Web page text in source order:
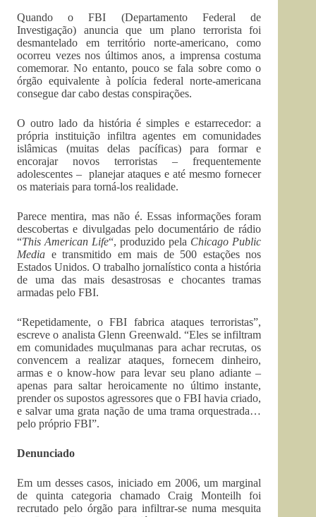
Quando o FBI (Departamento Federal de
Investigação) anuncia que um plano terrorista foi
desmantelado em território norte-americano, como
ocorreu vezes nos últimos anos, a imprensa costuma
comemorar. No entanto, pouco se fala sobre como o
órgão equivalente à polícia federal norte-americana
consegue dar cabo destas conspirações.
O outro lado da história é simples e estarrecedor: a
própria instituição infiltra agentes em comunidades
islâmicas (muitas delas pacíficas) para formar e
encorajar novos terroristas – frequentemente
adolescentes – planejar ataques e até mesmo fornecer
os materiais para torná-los realidade.
Parece mentira, mas não é. Essas informações foram
descobertas e divulgadas pelo documentário de rádio
“This American Life“, produzido pela Chicago Public
Media e transmitido em mais de 500 estações nos
Estados Unidos. O trabalho jornalístico conta a história
de uma das mais desastrosas e chocantes tramas
armadas pelo FBI.
“Repetidamente, o FBI fabrica ataques terroristas”,
escreve o analista Glenn Greenwald. “Eles se infiltram
em comunidades muçulmanas para achar recrutas, os
convencem a realizar ataques, fornecem dinheiro,
armas e o know-how para levar seu plano adiante –
apenas para saltar heroicamente no último instante,
prender os supostos agressores que o FBI havia criado,
e salvar uma grata nação de uma trama orquestrada…
pelo próprio FBI”.
Denunciado
Em um desses casos, iniciado em 2006, um marginal
de quinta categoria chamado Craig Monteilh foi
recrutado pelo órgão para infiltrar-se numa mesquita